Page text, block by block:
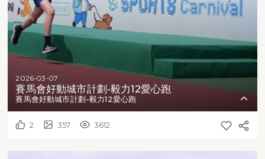
2026-03-07
賽馬會好動城市計劃-毅力12愛心跑
賽馬會好動城市計劃-毅力12愛心跑
2 357 3612